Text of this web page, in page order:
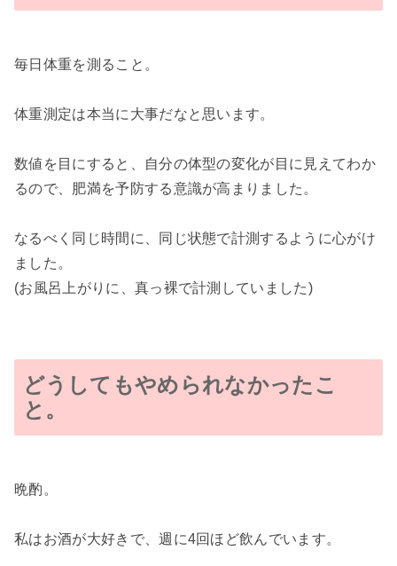
毎日体重を測ること。
体重測定は本当に大事だなと思います。
数値を目にすると、自分の体型の変化が目に見えてわか
るので、肥満を予防する意識が高まりました。
なるべく同じ時間に、同じ状態で計測するように心がけ
ました。
(お風呂上がりに、真っ裸で計測していました)
どうしてもやめられなかったこ
と。
晩酌。
私はお酒が大好きで、週に4回ほど飲んでいます。